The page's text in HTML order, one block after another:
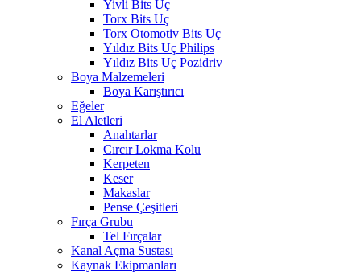
Yivli Bits Uç
Torx Bits Uç
Torx Otomotiv Bits Uç
Yıldız Bits Uç Philips
Yıldız Bits Uç Pozidriv
Boya Malzemeleri
Boya Karıştırıcı
Eğeler
El Aletleri
Anahtarlar
Cırcır Lokma Kolu
Kerpeten
Keser
Makaslar
Pense Çeşitleri
Fırça Grubu
Tel Fırçalar
Kanal Açma Sustası
Kaynak Ekipmanları